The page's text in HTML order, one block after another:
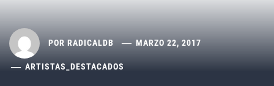
POR RADICALDB MARZO 22, 2017
ARTISTAS_DESTACADOS